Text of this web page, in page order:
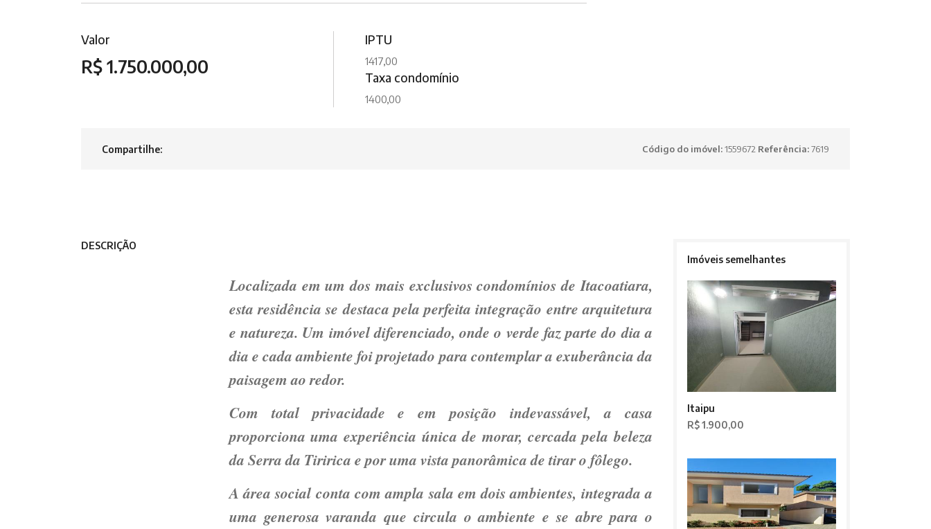
Valor
R$ 1.750.000,00
IPTU
1417,00
Taxa condomínio
1400,00
Compartilhe: Código do imóvel:1559672 Referência:7619
DESCRIÇÃO
Localizada em um dos mais exclusivos condomínios deItacoatiara,
esta residência se destaca pela perfeita integração entre arquitetura
e natureza. Um imóvel diferenciado, onde o verde faz parte do dia a
dia e cada ambiente foi projetado para contemplar a exuberância da
paisagem ao redor.
Com total privacidade e em posição indevassável, a casa
proporciona uma experiência única de morar, cercada pela beleza
da Serra da Tiririca e por uma vista panorâmica de tirar o fôlego.
A área social conta comampla sala em dois ambientes, integrada a
uma generosa varanda que circula o ambiente e se abre para o
Imóveis semelhantes
Itaipu
R$ 1.900,00